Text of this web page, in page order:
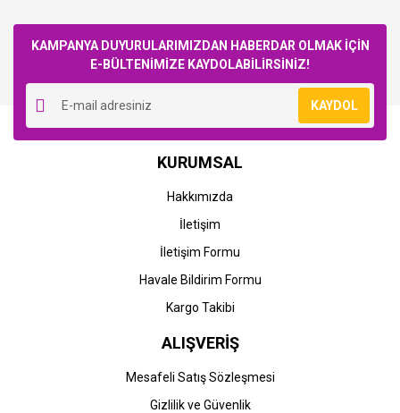
KAMPANYA DUYURULARIMIZDAN HABERDAR OLMAK İÇİN
E-BÜLTENİMİZE KAYDOLABİLİRSİNİZ!
KAYDOL
KURUMSAL
Hakkımızda
İletişim
İletişim Formu
Havale Bildirim Formu
Kargo Takibi
ALIŞVERİŞ
Mesafeli Satış Sözleşmesi
Gizlilik ve Güvenlik